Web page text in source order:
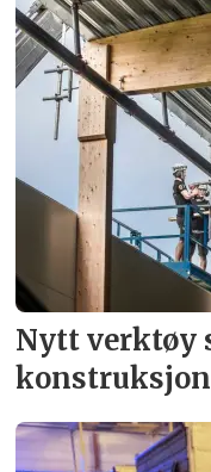
Nytt verktøy